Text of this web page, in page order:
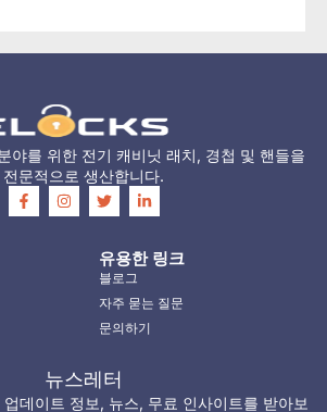
야를 위한 전기 캐비닛 래치, 경첩 및 핸들을
전문적으로 생산합니다.
유용한 링크
블로그
자주 묻는 질문
문의하기
뉴스레터
데이트 정보, 뉴스, 무료 인사이트를 받아보